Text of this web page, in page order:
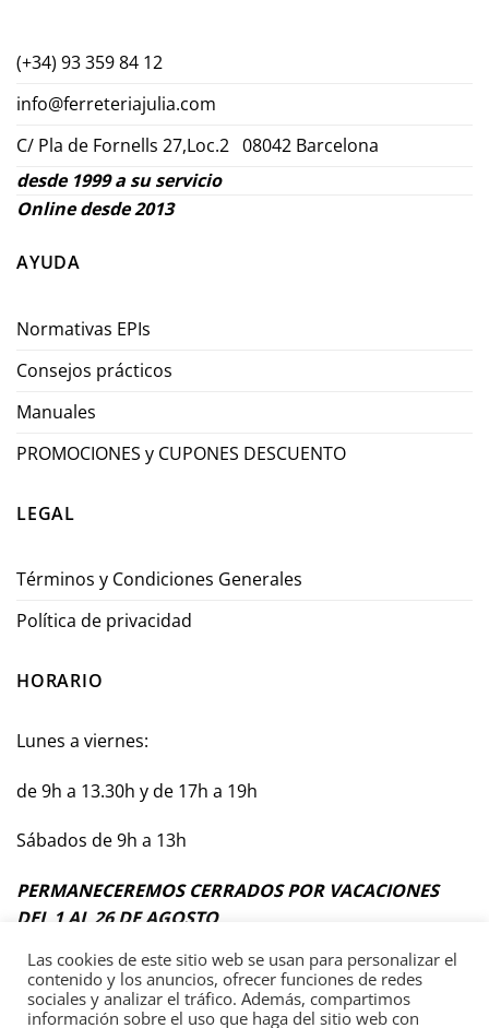
(+34) 93 359 84 12
info@ferreteriajulia.com
C/ Pla de Fornells 27,Loc.2 08042 Barcelona
desde 1999 a su servicio
Online desde 2013
AYUDA
Normativas EPIs
Consejos prácticos
Manuales
PROMOCIONES y CUPONES DESCUENTO
LEGAL
Términos y Condiciones Generales
Política de privacidad
HORARIO
Lunes a viernes:
de 9h a 13.30h y de 17h a 19h
Sábados de 9h a 13h
PERMANECEREMOS CERRADOS POR VACACIONES
DEL 1 AL 26 DE AGOSTO
Las cookies de este sitio web se usan para personalizar el
contenido y los anuncios, ofrecer funciones de redes
sociales y analizar el tráfico. Además, compartimos
información sobre el uso que haga del sitio web con